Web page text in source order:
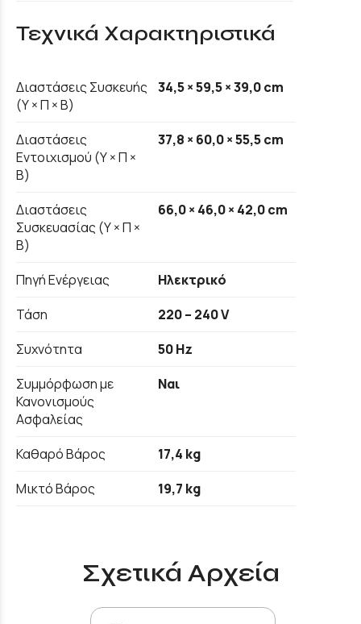
Τεχνικά Χαρακτηριστικά
Διαστάσεις Συσκευής
(Υ × Π × Β)
34,5 × 59,5 × 39,0 cm
Διαστάσεις
Εντοιχισμού (Υ × Π ×
Β)
37,8 × 60,0 × 55,5 cm
Διαστάσεις
Συσκευασίας (Υ × Π ×
Β)
66,0 × 46,0 × 42,0 cm
Πηγή Ενέργειας
Ηλεκτρικό
Τάση
220 – 240 V
Συχνότητα
50 Hz
Συμμόρφωση με
Κανονισμούς
Ασφαλείας
Ναι
Καθαρό Βάρος
17,4 kg
Μικτό Βάρος
19,7 kg
Σχετικά Αρχεία